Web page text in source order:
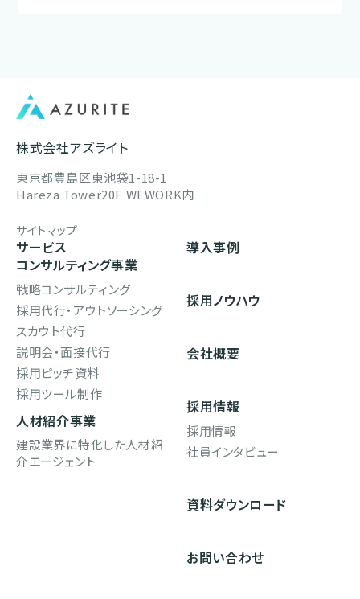
株式会社アズライト
東京都豊島区東池袋1-18-1
Hareza Tower20F WEWORK内
サイトマップ
サービス
コンサルティング事業
戦略コンサルティング
採用代行・アウトソーシング
スカウト代行
説明会・面接代行
採用ピッチ資料
採用ツール制作
人材紹介事業
建設業界に特化した人材紹
介エージェント
導入事例
採用ノウハウ
会社概要
採用情報
採用情報
社員インタビュー
資料ダウンロード
お問い合わせ